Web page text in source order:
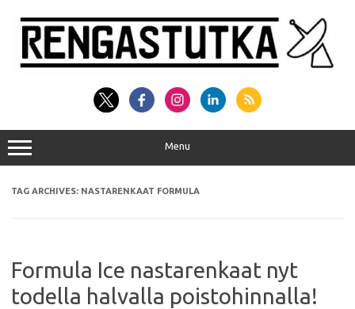
content
Menu
TAG ARCHIVES: NASTARENKAAT FORMULA
Formula Ice nastarenkaat nyt
todella halvalla poistohinnalla!